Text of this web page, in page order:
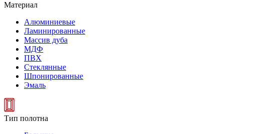
Материал
Алюминиевые
Ламинированные
Массив дуба
МДФ
ПВХ
Стеклянные
Шпонированные
Эмаль
Тип полотна